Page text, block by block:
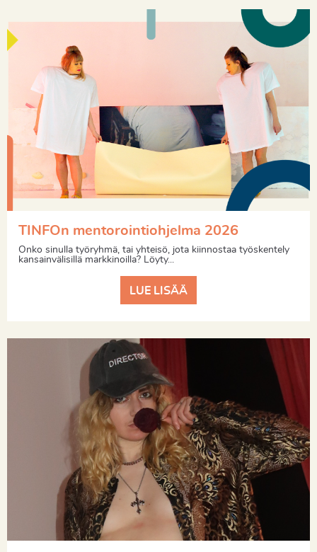
TINFOn mentorointiohjelma 2026
Onko sinulla työryhmä, tai yhteisö, jota kiinnostaa työskentely
kansainvälisillä markkinoilla? Löyty...
LUE LISÄÄ